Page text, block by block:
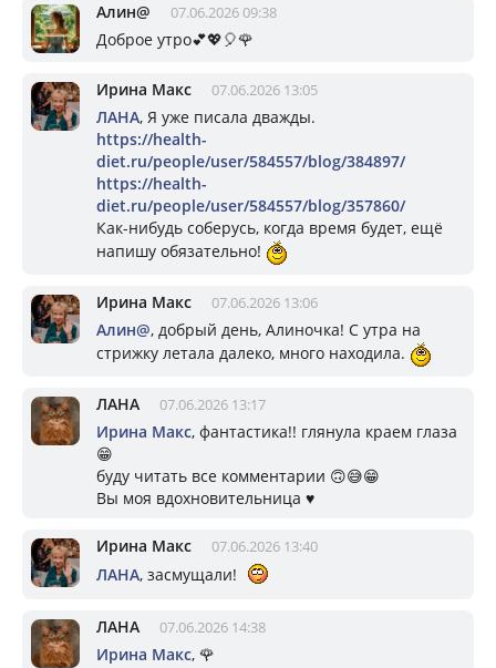
Алин@ 07.06.2026 09:38
Доброе утро💕💖🎈🌹
Ирина Макс 07.06.2026 13:05
ЛАНА, Я уже писала дважды.
https://health-
diet.ru/people/user/584557/blog/384897/
https://health-
diet.ru/people/user/584557/blog/357860/
Как-нибудь соберусь, когда время будет, ещё
напишу обязательно!
Ирина Макс 07.06.2026 13:06
Алин@, добрый день, Алиночка! С утра на
стрижку летала далеко, много находила.
ЛАНА 07.06.2026 13:17
Ирина Макс, фантастика!! глянула краем глаза
😁
буду читать все комментарии 🙃😅😁
Вы моя вдохновительница ♥️
Ирина Макс 07.06.2026 13:40
ЛАНА, засмущали!
ЛАНА 07.06.2026 14:38
Ирина Макс, 🌹